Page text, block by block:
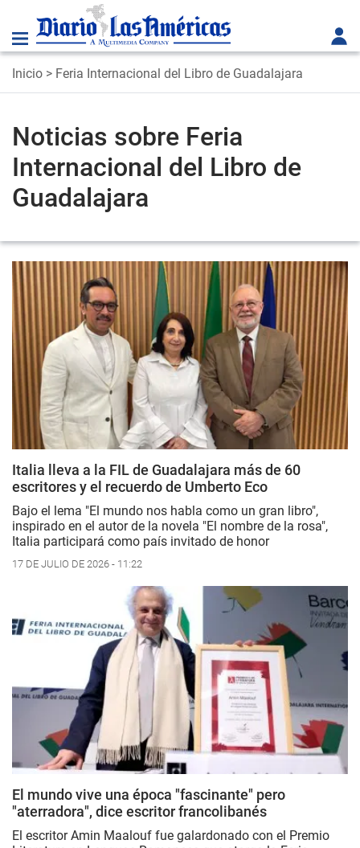
Inicio > Feria Internacional del Libro de Guadalajara
Noticias sobre Feria
Internacional del Libro de
Guadalajara
Italia lleva a la FIL de Guadalajara más de 60
escritores y el recuerdo de Umberto Eco
Bajo el lema "El mundo nos habla como un gran libro",
inspirado en el autor de la novela "El nombre de la rosa",
Italia participará como país invitado de honor
17 DE JULIO DE 2026 - 11:22
El mundo vive una época "fascinante" pero
"aterradora", dice escritor francolibanés
El escritor Amin Maalouf fue galardonado con el Premio